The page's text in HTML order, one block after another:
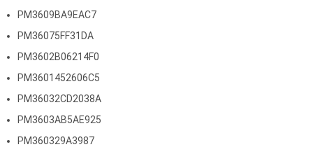
PM3609BA9EAC7
PM36075FF31DA
PM3602B06214F0
PM3601452606C5
PM36032CD2038A
PM3603AB5AE925
PM360329A3987